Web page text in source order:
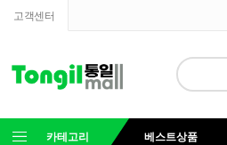
고객센터
카테고리 베스트상품